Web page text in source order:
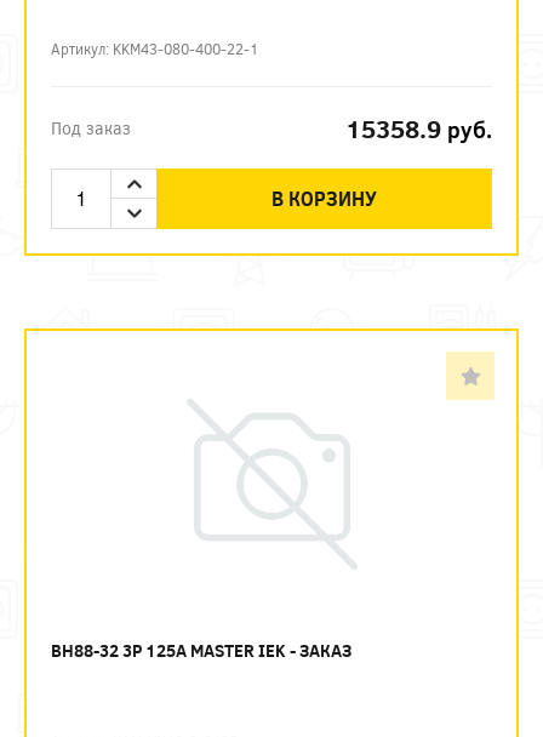
Артикул: KKM43-080-400-22-1
Под заказ 15358.9 руб.
В КОРЗИНУ
ВН88-32 3P 125А MASTER IEK - ЗАКАЗ